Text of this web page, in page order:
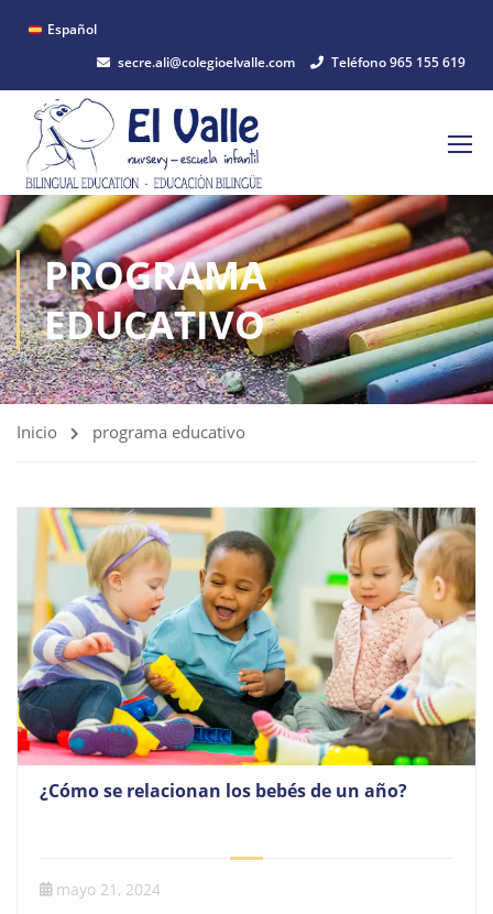
Español
secre.ali@colegioelvalle.com
Teléfono 965 155 619
PROGRAMA
EDUCATIVO
Inicio programa educativo
¿Cómo se relacionan los bebés de un año?
mayo 21, 2024